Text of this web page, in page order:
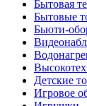
Бытовая
Бытовые
Бьюти-
Детские
Игровое